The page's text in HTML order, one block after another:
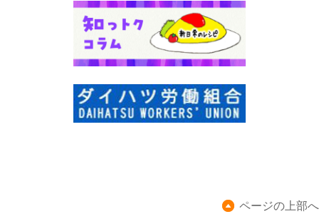
ページの上部へ